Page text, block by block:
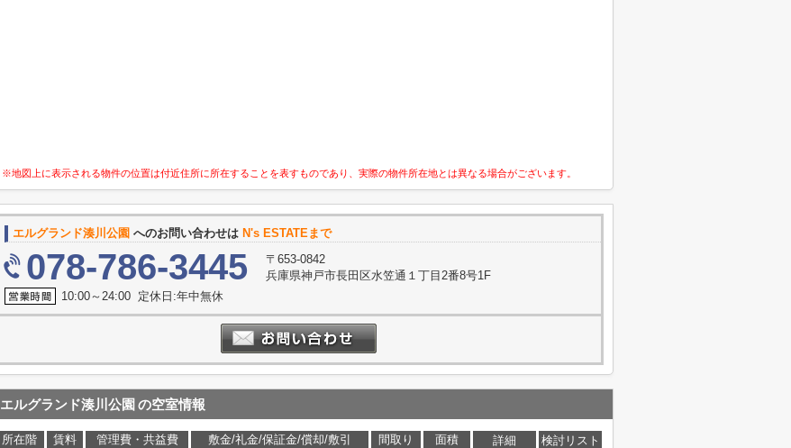
※地図上に表示される物件の位置は付近住所に所在することを表すものであり、実際の物件所在地とは異なる場合がございます。
エルグランド湊川公園 へのお問い合わせは N's ESTATEまで
078-786-3445
〒653-0842
兵庫県神戸市長田区水笠通１丁目2番8号1F
10:00～24:00 定休日:年中無休
エルグランド湊川公園 の空室情報
所在階 賃料 管理費・共益費 敷金/礼金/保証金/償却/敷引 間取り 面積 詳細
検討リスト